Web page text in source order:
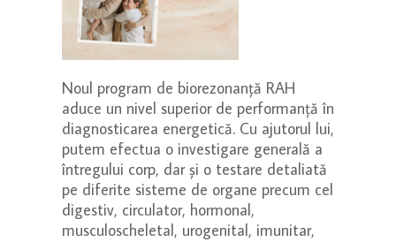
Noul program de biorezonanță RAH
aduce un nivel superior de performanță în
diagnosticarea energetică. Cu ajutorul lui,
putem efectua o investigare generală a
întregului corp, dar și o testare detaliată
pe diferite sisteme de organe precum cel
digestiv, circulator, hormonal,
musculoscheletal, urogenital, imunitar,